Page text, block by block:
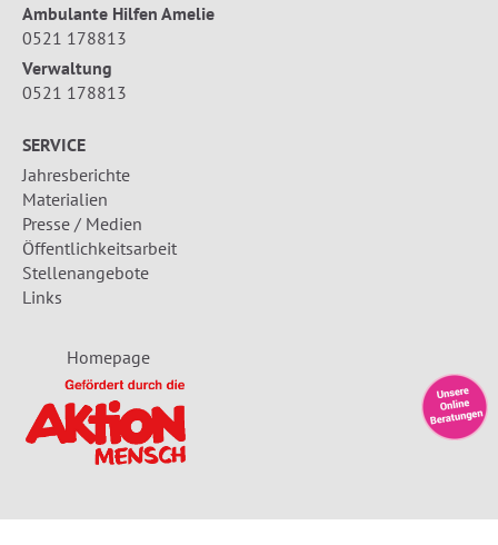
Ambulante Hilfen Amelie
0521 178813
Verwaltung
0521 178813
SERVICE
Jahresberichte
Materialien
Presse / Medien
Öffentlichkeitsarbeit
Stellenangebote
Links
Homepage